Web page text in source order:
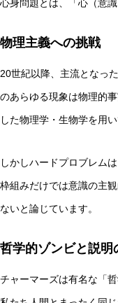
心身問題とは、「心（意
物理主義への挑戦
20世紀以降、主流となっ
のあらゆる現象は物理的
した物理学・生物学を用
しかしハードプロブレム
枠組みだけでは意識の主
ないと論じています。
哲学的ゾンビと説明
チャーマーズは有名な「